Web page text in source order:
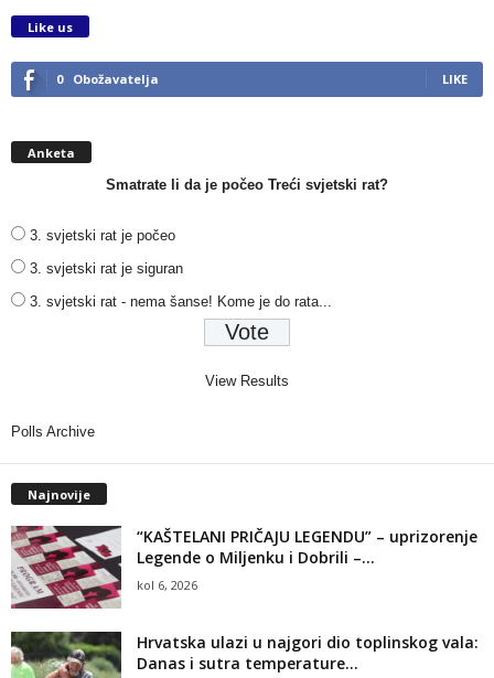
Like us
0 Obožavatelja LIKE
Anketa
Smatrate li da je počeo Treći svjetski rat?
3. svjetski rat je počeo
3. svjetski rat je siguran
3. svjetski rat - nema šanse! Kome je do rata...
View Results
Polls Archive
Najnovije
“KAŠTELANI PRIČAJU LEGENDU” – uprizorenje
Legende o Miljenku i Dobrili –...
kol 6, 2026
Hrvatska ulazi u najgori dio toplinskog vala:
Danas i sutra temperature...